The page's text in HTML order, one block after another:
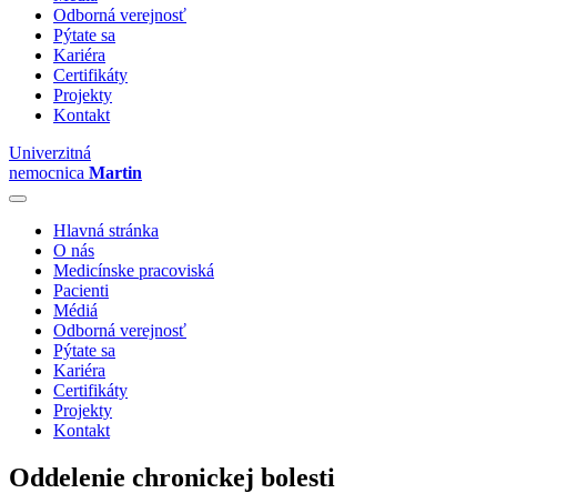
Odborná verejnosť
Pýtate sa
Kariéra
Certifikáty
Projekty
Kontakt
Univerzitná
nemocnica Martin
Hlavná stránka
O nás
Medicínske pracoviská
Pacienti
Médiá
Odborná verejnosť
Pýtate sa
Kariéra
Certifikáty
Projekty
Kontakt
Oddelenie chronickej bolesti